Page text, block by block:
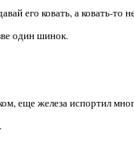
его ковать, а ковать-то
один шинок.
еще железа испортил